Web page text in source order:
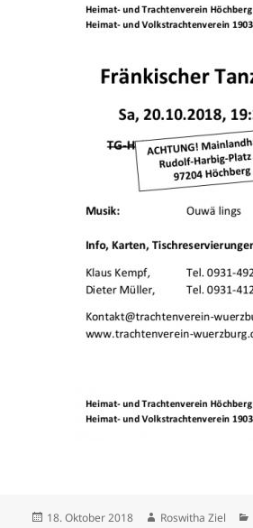
Veröffentlicht
18. Oktober 2018 Autor
Roswitha Ziel